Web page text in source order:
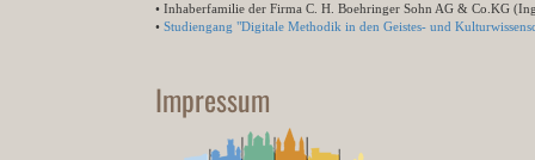
• Inhaberfamilie der Firma C. H. Boehringer Sohn AG & Co.KG
• Studiengang "Digitale Methodik in den Geistes- und
Impressum